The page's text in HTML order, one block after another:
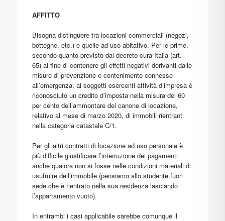
AFFITTO
Bisogna distinguere tra locazioni commerciali (negozi,
botteghe, etc.) e quelle ad uso abitativo. Per le prime,
secondo quanto previsto dal decreto cura-Italia (art.
65) al fine di contenere gli effetti negativi derivanti dalle
misure di prevenzione e contenimento connesse
all’emergenza, ai soggetti esercenti attività d’impresa è
riconosciuto un credito d’imposta nella misura del 60
per cento dell’ammontare del canone di locazione,
relativo al mese di marzo 2020, di immobili rientranti
nella categoria catastale C/1.
Per gli altri contratti di locazione ad uso personale è
più difficile giustificare l’interruzione dei pagamenti
anche qualora non si fosse nelle condizioni materiali di
usufruire dell’immobile (pensiamo allo studente fuori
sede che è rientrato nella sua residenza lasciando
l’appartamento vuoto).
In entrambi i casi applicabile sarebbe comunque il